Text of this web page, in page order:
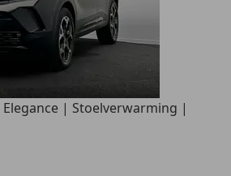
Elegance | Stoelverwarming |